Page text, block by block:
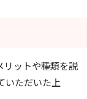
リットや種類を説
いただいた上